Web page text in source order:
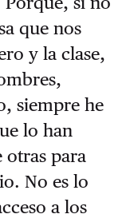
que nos
y la clase,
siempre he
lo han
otras para
No es lo
a los